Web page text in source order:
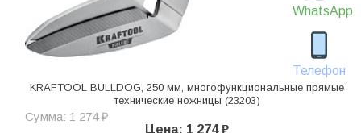
WhatsApp
Телефон
KRAFTOOL BULLDOG, 250 мм, многофункциональные прямые
технические ножницы (23203)
Сумма: 1 274 ₽
Цена: 1 274 ₽